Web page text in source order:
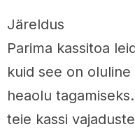
Järeldus
Parima kassitoa
kuid see on
heaolu
teie kassi